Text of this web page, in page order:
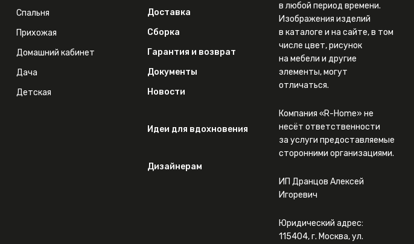
Спальня
Прихожая
Домашний кабинет
Дача
Детская
Доставка
Сборка
Гарантия и возврат
Документы
Новости
Идеи для вдохновения
Дизайнерам
в любой период времени.
Изображения изделий
в каталоге и на сайте, в том
числе цвет, рисунок
на мебели и другие
элементы, могут
отличаться.
Компания «R-Home» не
несёт ответственности
за услуги предоставляемые
сторонними организациями.
ИП Дранцов Алексей
Игоревич
Юридический адрес:
115404, г. Москва, ул.